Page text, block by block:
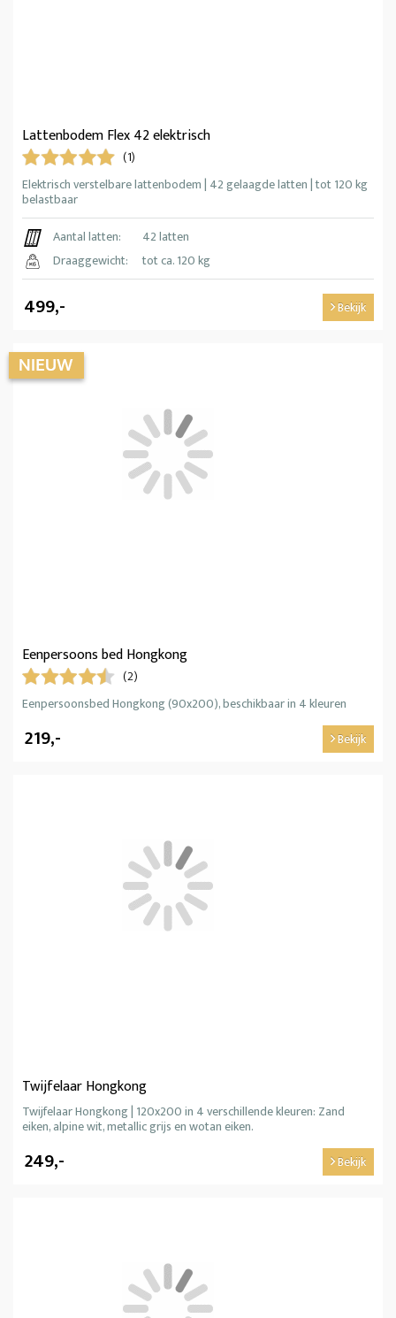
Lattenbodem Flex 42 elektrisch
(1)
Elektrisch verstelbare lattenbodem | 42 gelaagde latten | tot 120 kg
belastbaar
Aantal latten:
42 latten
Draaggewicht:
tot ca. 120 kg
499,- Bekijk
Eenpersoons bed Hongkong
(2)
Eenpersoonsbed Hongkong (90x200), beschikbaar in 4 kleuren
219,- Bekijk
Twijfelaar Hongkong
Twijfelaar Hongkong | 120x200 in 4 verschillende kleuren: Zand
eiken, alpine wit, metallic grijs en wotan eiken.
249,- Bekijk